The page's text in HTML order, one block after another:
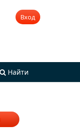
Найти
Вход